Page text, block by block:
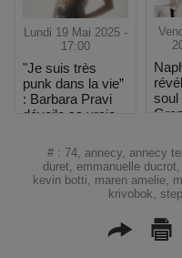
Lundi 19 Mai 2025 -
17:00
"Je suis très
punk dans la vie”
: Barbara Pravi
dévoile sa vraie
Printemps de
Bourges
soul
# : 74 annecy annecy
duret emmanuelle ducrot
kevin botti
maren amelie
krivobok